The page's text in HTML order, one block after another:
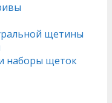
щетины
наборы щеток